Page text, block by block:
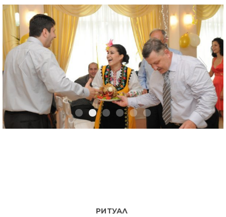
РИТУАЛ